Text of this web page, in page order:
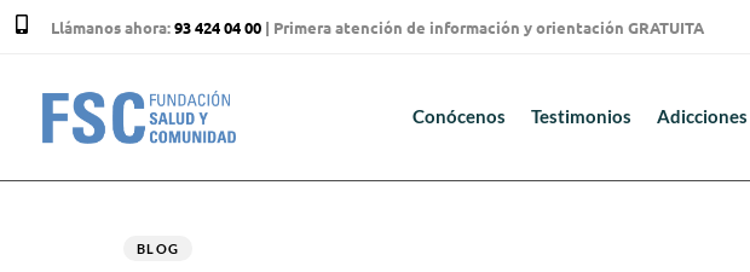
Llámanos ahora:93 424 04 00 | Primera atención de información y orientación GRATUITA
Conócenos Testimonios Adicciones
BLOG